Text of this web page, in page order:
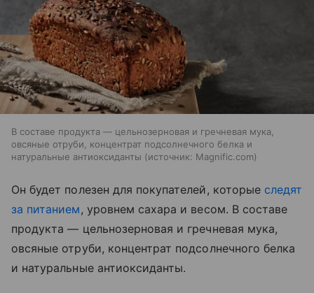
В составе продукта — цельнозерновая и гречневая мука,
овсяные отруби, концентрат подсолнечного белка и
натуральные антиоксиданты
источник: Magnific.com
Он будет полезен для покупателей, которые следят
за питанием , уровнем сахара и весом. В составе
продукта — цельнозерновая и гречневая мука,
овсяные отруби, концентрат подсолнечного белка
и натуральные антиоксиданты.